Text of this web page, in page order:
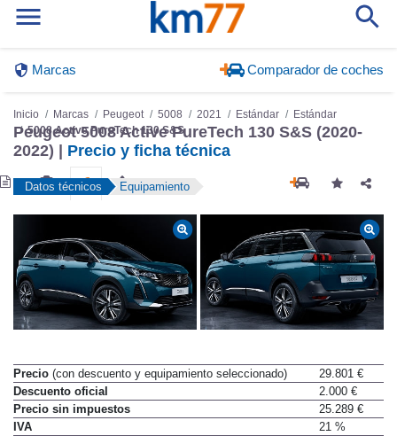
Marcas Comparador de coches
Inicio Marcas Peugeot 5008 2021 Estándar
Estándar
5008 Active PureTech 130 S&S
Peugeot 5008 Active PureTech 130 S&S (2020-
2022) | Precio y ficha técnica
Datos técnicos Equipamiento
Precio (con descuento y equipamiento seleccionado)
29.801 €
Descuento oficial
2.000 €
Precio sin impuestos
25.289 €
IVA
21 %